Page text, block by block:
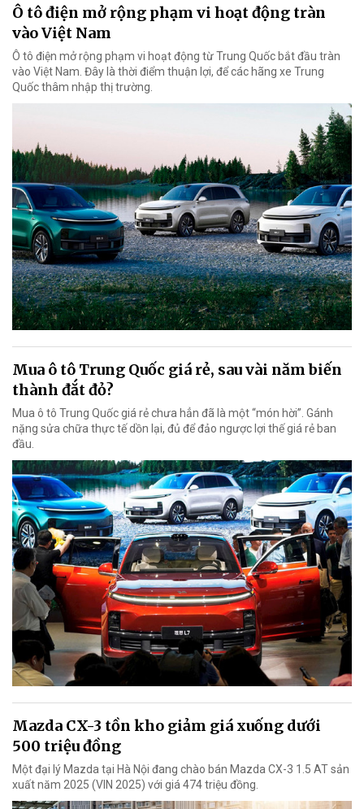
Ô tô điện mở rộng phạm vi hoạt động tràn
vào Việt Nam
Ô tô điện mở rộng phạm vi hoạt động từ Trung Quốc bắt đầu tràn
vào Việt Nam. Đây là thời điểm thuận lợi, để các hãng xe Trung
Quốc thâm nhập thị trường.
Mua ô tô Trung Quốc giá rẻ, sau vài năm biến
thành đắt đỏ?
Mua ô tô Trung Quốc giá rẻ chưa hẳn đã là một “món hời”. Gánh
nặng sửa chữa thực tế dồn lại, đủ để đảo ngược lợi thế giá rẻ ban
đầu.
Mazda CX-3 tồn kho giảm giá xuống dưới
500 triệu đồng
Một đại lý Mazda tại Hà Nội đang chào bán Mazda CX-3 1.5 AT sản
xuất năm 2025 (VIN 2025) với giá 474 triệu đồng.